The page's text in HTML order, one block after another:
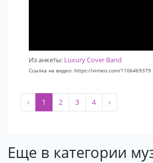
Из анкеты: Luxury Cover Band
Ссылка на видео: https://vimeo.com/1106469379
‹ 1 2 3 4 ›
Еще в категории